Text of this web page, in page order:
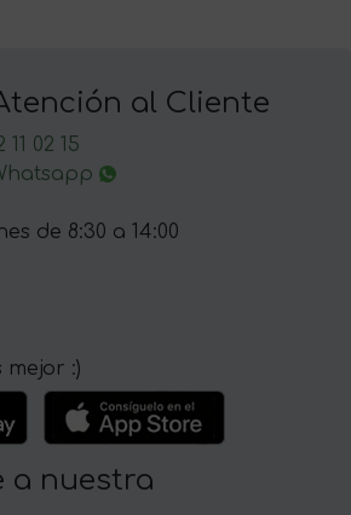
al Cliente
02 15
de 8:30 a 14:00
mejor :)
a nuestra